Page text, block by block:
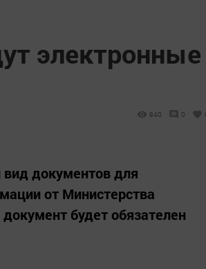
электронные
840 0
документов для
от Министерства
будет обязателен